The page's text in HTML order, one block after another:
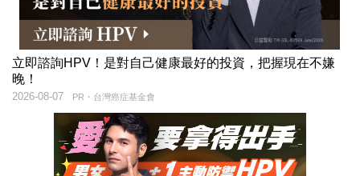
立即諮詢HPV！是對自己健康最好的投資，把握現在不嫌
晚！
PR・台灣癌症基金會
2026-08-07